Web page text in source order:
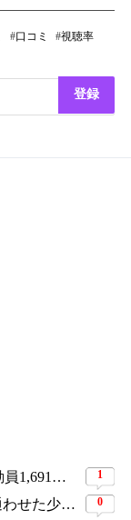
口コミ
視聴率
登録
「盗作映画」の烙印を押された観客動員1,691万人の大ヒット作、裁判所の判断ですべてが覆った 1
『ゴジラvsコング』でコングと心を通わせた少女役、わずか18歳で突然の死…父が事故を起こした19歳少年に伝えた言葉 0